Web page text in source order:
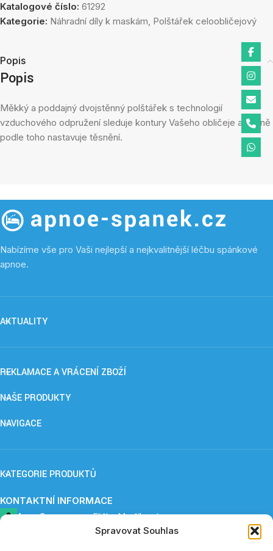
Spravovat Souhlas
Katalogové číslo: 61292
Kategorie: Náhradní díly k maskám, Polštářek celoobličejový
Popis
Popis
Měkký a poddajný dvojstěnný polštářek s technologií
vzduchového odpružení sleduje kontury Vašeho obličeje a jemně
podle toho nastavuje těsnění.
Nabízíme vše pro Vaši nejlepší a nejkvalitnější léčbu spánkové
apnoe.
AKTUALITY
REKLAMACE A VRÁCENÍ ZBOŽÍ
NAŠE PRODUKTY
NAVIGACE
KATEGORIE PRODUKTŮ
KONTAKTNÍ INFORMACE
ApnoCare s. r. o.,Eliška Maršíková
Provozovna: Záboří 84, 277 41 Kly